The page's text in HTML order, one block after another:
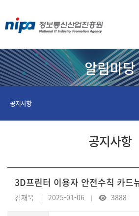
알림마당
공지사항
공지사항
3D프린터 이용자 안전수칙 카드
김재욱 2025-01-06 3888